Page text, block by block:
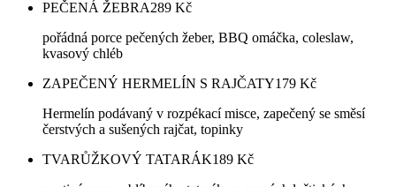
PEČENÁ ŽEBRA289 Kč
pořádná porce pečených žeber, BBQ omáčka, coleslaw,
kvasový chléb
ZAPEČENÝ HERMELÍN S RAJČATY179 Kč
Hermelín podávaný v rozpékací misce, zapečený se směsí
čerstvých a sušených rajčat, topinky
TVARŮŽKOVÝ TATARÁK189 Kč